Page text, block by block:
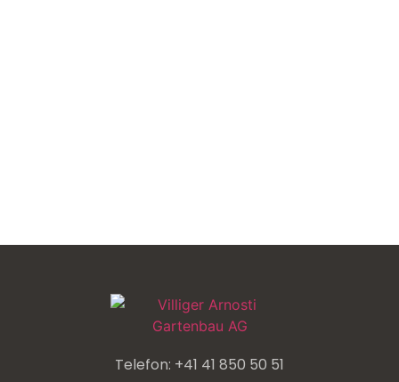
Telefon: +41 41 850 50 51